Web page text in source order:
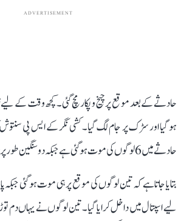
ADVERTISEMENT
حادثے کے بعد موقع پر چیخ و پکار مچ گئی۔ کچھ وقت کے
ہو گیا اور سڑک پر جام لگ گیا۔ کشی نگر کے ایس پی
حادثے میں 6 لوگوں کی موت ہوگئی ہے جبکہ دو سنگین طور پر زخمی ہیں۔
بتایا جاتا ہے کہ تین لوگوں کی موقع پر ہی موت ہو گئی جبکہ
لیے اسپتال میں داخل کرایا گیا۔ تین لوگوں نے یہاں دم